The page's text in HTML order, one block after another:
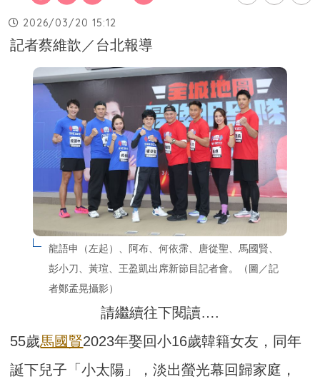
2026/03/20 15:12
記者蔡維歆／台北報導
龍語申（左起）、阿布、何依霈、唐從聖、馬國賢、
彭小刀、黃瑄、王盈凱出席新節目記者會。（圖／記
者鄭孟晃攝影）
請繼續往下閱讀….
55歲馬國賢2023年娶回小16歲韓籍女友，同年
誕下兒子「小太陽」，淡出螢光幕回歸家庭，